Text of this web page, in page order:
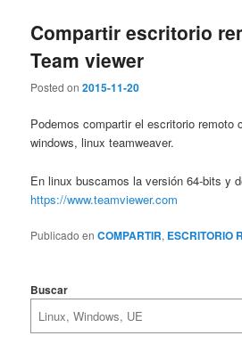
Compartir escritorio
Team viewer
Posted on2015-11-20
Podemos compartir el escritorio remoto
windows, linux teamweaver.
En linux buscamos la versión 64-bits y
https://www.teamviewer.com
Publicado en COMPARTIR, ESCRITORIO
Buscar